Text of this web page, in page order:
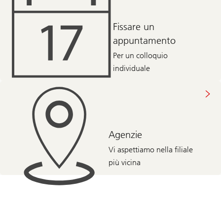
Fissare un
appuntamento
Per un colloquio
individuale
Agenzie
Vi aspettiamo nella filiale
più vicina